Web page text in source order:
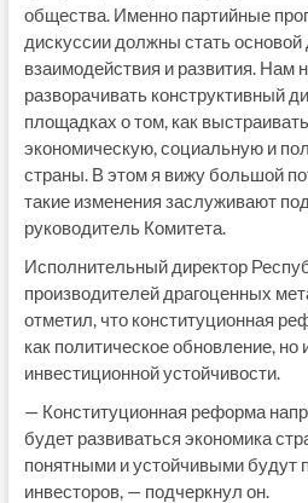
общества. Именно партийные
дискуссии должны стать
взаимодействия и развития. Нам
разворачивать конструктивный
площадках о том, как
экономическую, социальную и
страны. В этом я вижу большой
такие изменения заслуживают
руководитель Комитета.
Исполнительный директор
производителей драгоценных
отметил, что конституционная
как политическое обновление, но
инвестиционной устойчивости.
— Конституционная реформа
будет развиваться экономика
понятными и устойчивыми будут
инвесторов, — подчеркнул он.